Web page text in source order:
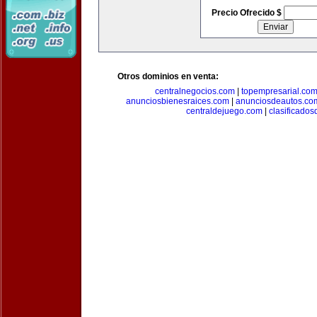
Precio Ofrecido $
Otros dominios en venta:
centralnegocios.com| topempresarial.com
anunciosbienesraices.com|
centraldejuego.com|